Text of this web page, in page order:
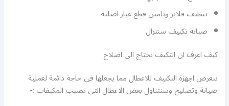
تنظيف فلاتر وتامين قطع غيار اصلية
صيانة تكييف سنترال
كيف اعرف ان التكيف يحتاج الى اصلاح
تتعرض اجهزة التكييف للاعطال مما يجعلها في حاجة دائمة لعملية
صيانة وتصليح وسنتناول بعض الاعطال التي تصيب المكيفات :-